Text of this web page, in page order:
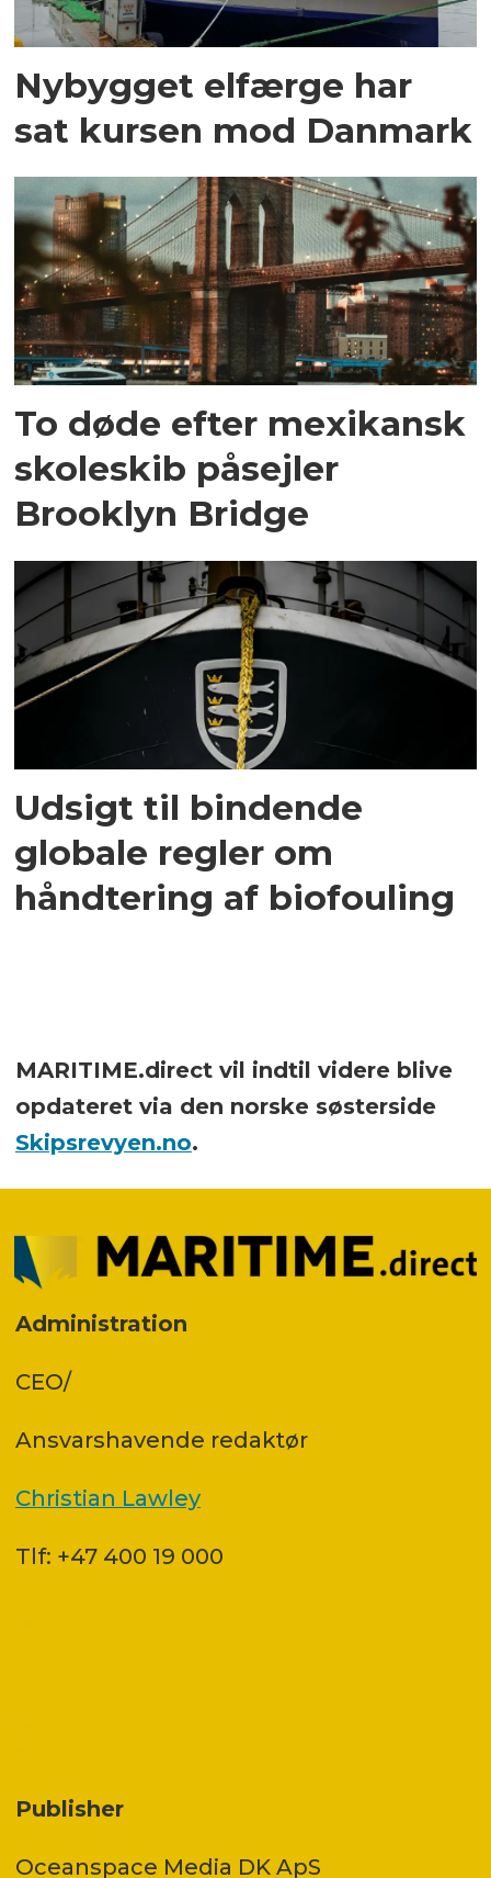
Nybygget elfærge har
sat kursen mod Danmark
To døde efter mexikansk
skoleskib påsejler
Brooklyn Bridge
Udsigt til bindende
globale regler om
håndtering af biofouling
MARITIME.direct vil indtil videre blive
opdateret via den norske søsterside
Skipsrevyen.no.
Administration
CEO/
Ansvars­havende redaktør
Christian Lawley
Tlf: +47 400 19 000
Publisher
Oceanspace Media DK ApS